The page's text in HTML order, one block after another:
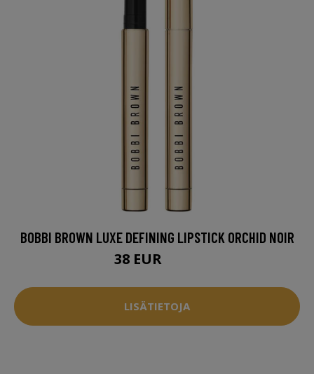
BOBBI BROWN LUXE DEFINING LIPSTICK ORCHID NOIR
38 EUR
LISÄTIETOJA